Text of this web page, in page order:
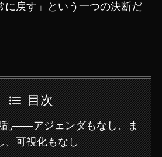
に戻す」という一つの決断だ
目次
乱——アジェンダもなし、ま
、可視化もなし